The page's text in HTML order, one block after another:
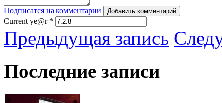
Подписатся на комментарии Добавить комментарий
Current ye@r *
Предыдущая запись
Последние записи